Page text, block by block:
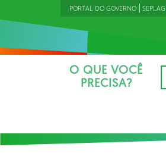
PORTAL DO GOVERNO SEPLAG
O QUE VOCÊ
PRECISA?